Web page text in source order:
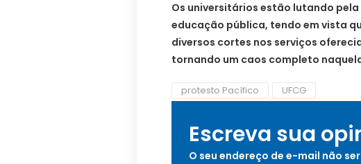
Os universitários estão lutando
educação pública, tendo em vista
diversos cortes nos serviços
tornando um caos completo
protesto Pacífico UFCG
Escreva sua
O seu endereço de e-mail não